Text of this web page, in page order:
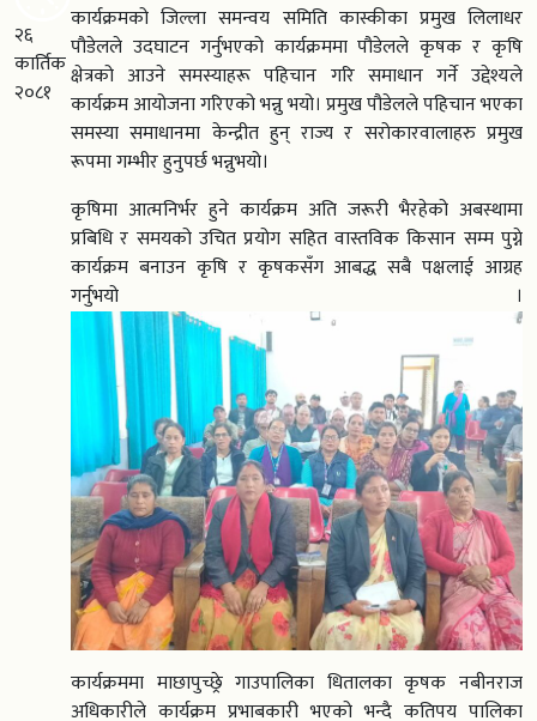
२६
कार्तिक
२०८१
कार्यक्रमको जिल्ला समन्वय समिति कास्कीका प्रमुख लिलाधर
पौडेलले उदघाटन गर्नुभएको कार्यक्रममा पौडेलले कृषक र कृषि
क्षेत्रको आउने समस्याहरू पहिचान गरि समाधान गर्ने उद्देश्यले
कार्यक्रम आयोजना गरिएको भन्नु भयो। प्रमुख पौडेलले पहिचान भएका
समस्या समाधानमा केन्द्रीत हुन् राज्य र सरोकारवालाहरु प्रमुख
रूपमा गम्भीर हुनुपर्छ भन्नुभयो।
कृषिमा आत्मनिर्भर हुने कार्यक्रम अति जरूरी भैरहेको अबस्थामा
प्रबिधि र समयको उचित प्रयोग सहित वास्तविक किसान सम्म पुग्ने
कार्यक्रम बनाउन कृषि र कृषकसँग आबद्ध सबै पक्षलाई आग्रह
गर्नुभयो ।
कार्यक्रममा माछापुच्छ्रे गाउपालिका धितालका कृषक नबीनराज
अधिकारीले कार्यक्रम प्रभाबकारी भएको भन्दै कतिपय पालिका